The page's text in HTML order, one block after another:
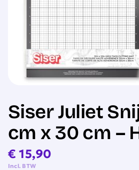
Siser Juliet
cm x 30 cm –
€ 15,90
Incl. BTW